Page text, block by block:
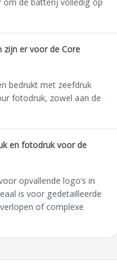
zijn er voor de Core
bedrukt met zeefdruk
fotodruk, zowel aan de
en fotodruk voor de
opvallende logo’s in
is voor gedetailleerde
of complexe